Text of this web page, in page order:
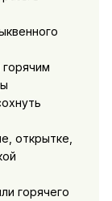
открытке,
горячего